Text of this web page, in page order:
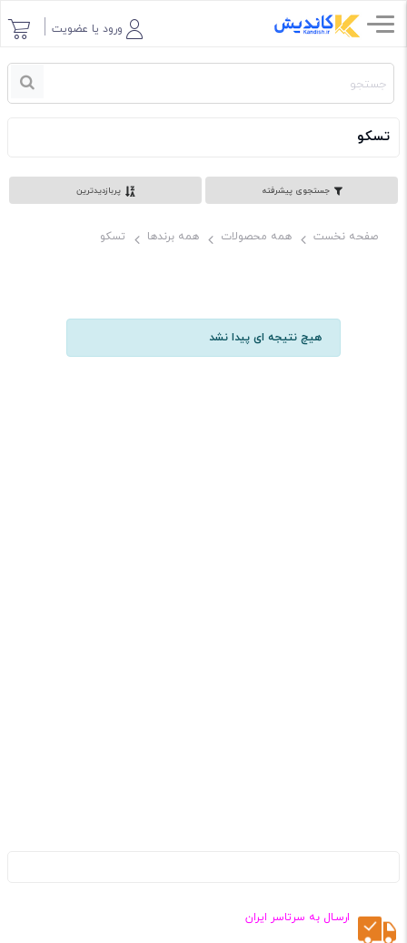
ورود یا عضویت
تسکو
جستجوی پیشرفته پربازدیدترین
صفحه نخست همه محصولات همه برندها تسکو
هیچ نتیجه ای پیدا نشد
ارسـال به سرتاسر ایران